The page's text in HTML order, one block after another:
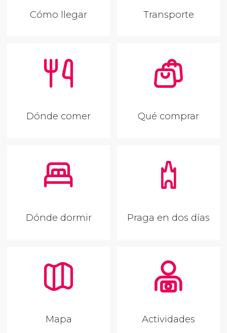
Cómo llegar Transporte
Dónde comer Qué comprar
Dónde dormir Praga en dos días
Mapa Actividades